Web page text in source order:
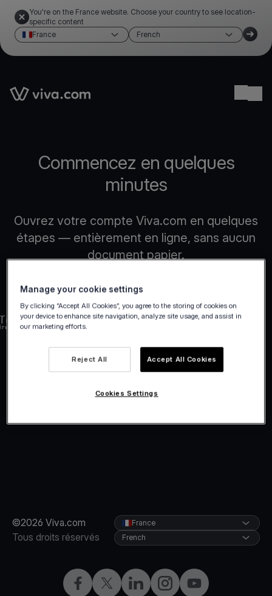
You're on the France website. Choose your country to see location-
specific content
France
French
Link to the homepage
Commencez en quelques
minutes
Ouvrez votre compte Viva.com en quelques
étapes — entièrement en ligne, sans aucun
document papier.
©2026 Viva.com
Tous droits réservés
Facebook
X LinkedInInstagramYouTube
France
French
Manage your cookie settings
By clicking “Accept All Cookies”, you agree to the storing of cookies on
your device to enhance site navigation, analyze site usage, and assist in
our marketing efforts.
Reject All Accept All Cookies
Cookies Settings